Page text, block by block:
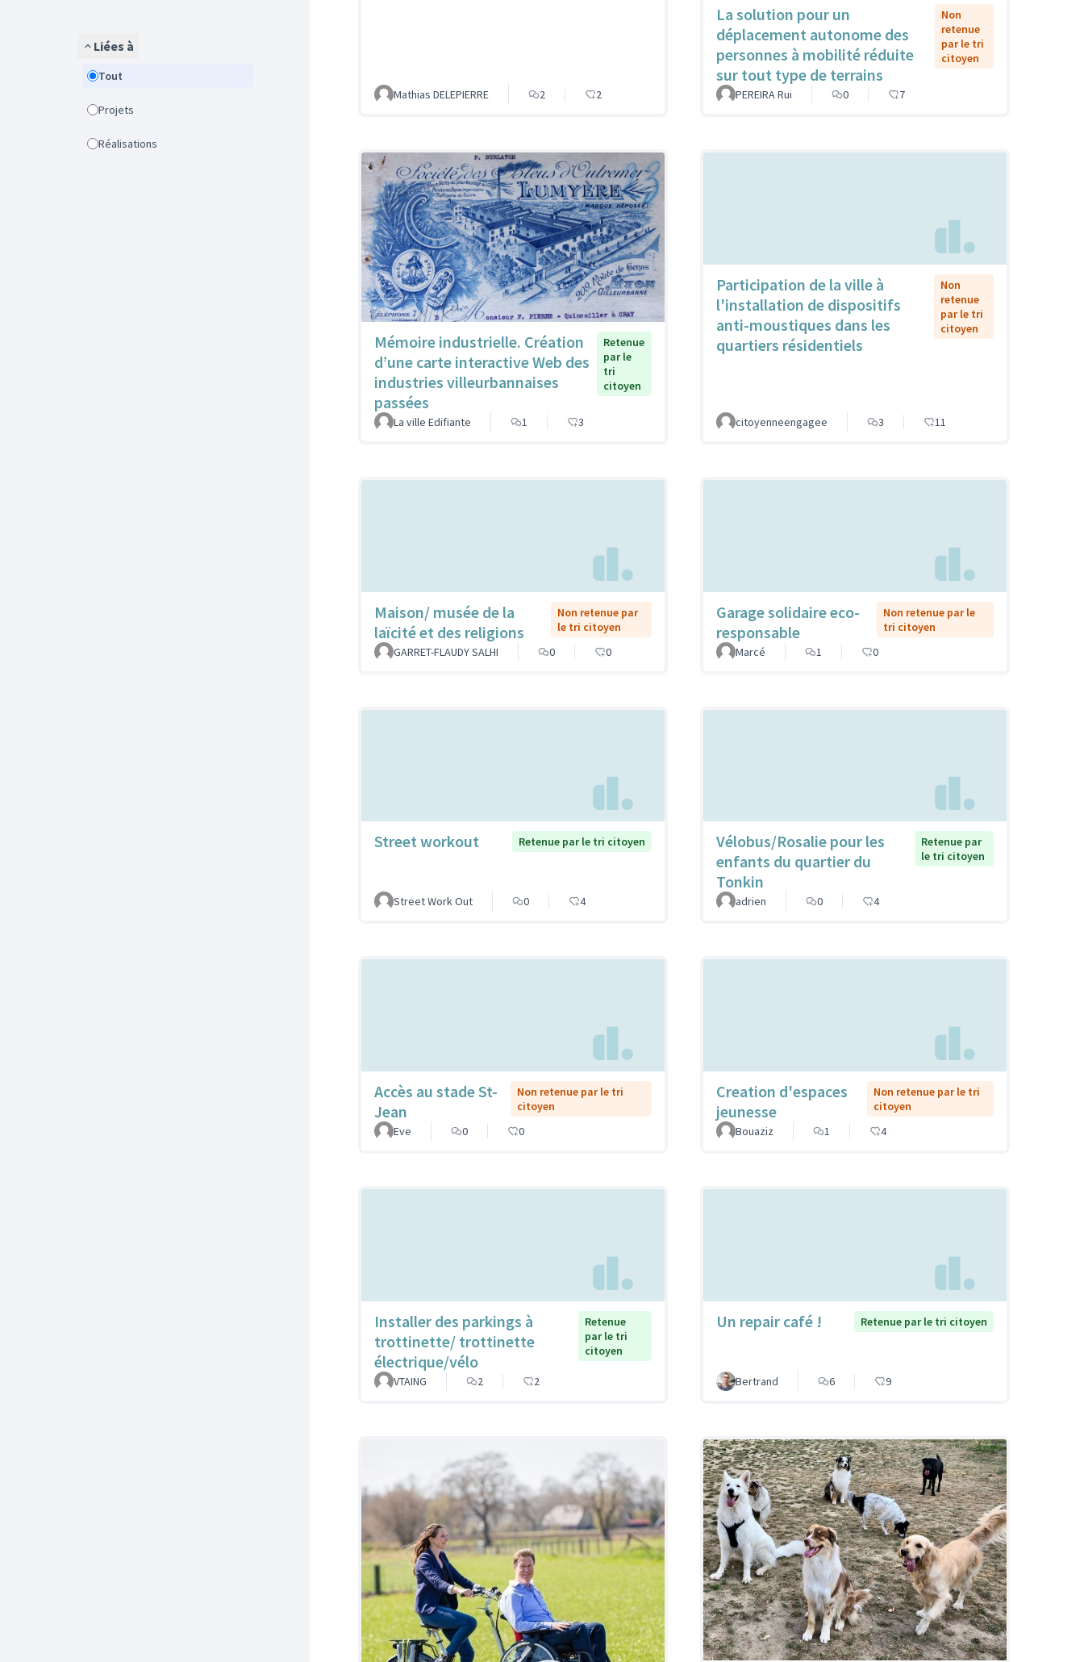
Liées à
Tout
Projets
Réalisations
Mathias DELEPIERRE 2 2
La solution pour un
déplacement autonome des
personnes à mobilité réduite
sur tout type de terrains
Non
retenue
par le tri
citoyen
PEREIRA Rui 0 7
Mémoire industrielle. Création
d’une carte interactive Web des
industries villeurbannaises
passées
Retenue
par le
tri
citoyen
La ville Edifiante 1 3
Participation de la ville à
l'installation de dispositifs
anti-moustiques dans les
quartiers résidentiels
Non
retenue
par le tri
citoyen
citoyenneengagee 3 11
Maison/ musée de la
laïcité et des religions
Non retenue par
le tri citoyen
GARRET-FLAUDY SALHI
0 0
Garage solidaire eco-
responsable
Non retenue par le
tri citoyen
Marcé
1 0
Street workout Retenue par le tri citoyen
Street Work Out 0 4
Vélobus/Rosalie pour les
enfants du quartier du
Tonkin
Retenue par
le tri citoyen
adrien 0 4
Accès au stade St-
Jean
Non retenue par le tri
citoyen
Eve
0 0
Creation d'espaces
jeunesse
Non retenue par le tri
citoyen
Bouaziz
1 4
Installer des parkings à
trottinette/ trottinette
électrique/vélo
Retenue
par le tri
citoyen
VTAING 2 2
Un repair café ! Retenue par le tri citoyen
Bertrand 6 9